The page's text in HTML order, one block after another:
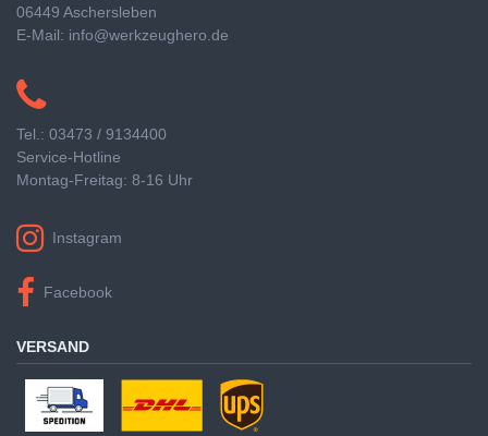
06449 Aschersleben
E-Mail: info@werkzeughero.de
Tel.: 03473 / 9134400
Service-Hotline
Montag-Freitag: 8-16 Uhr
Instagram
Facebook
VERSAND